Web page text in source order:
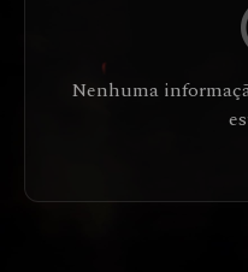
Nenhuma